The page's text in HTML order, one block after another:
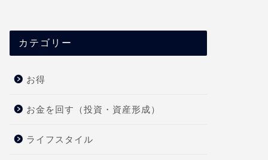
カテゴリー
お得
お金を回す（投資・資産形成）
ライフスタイル